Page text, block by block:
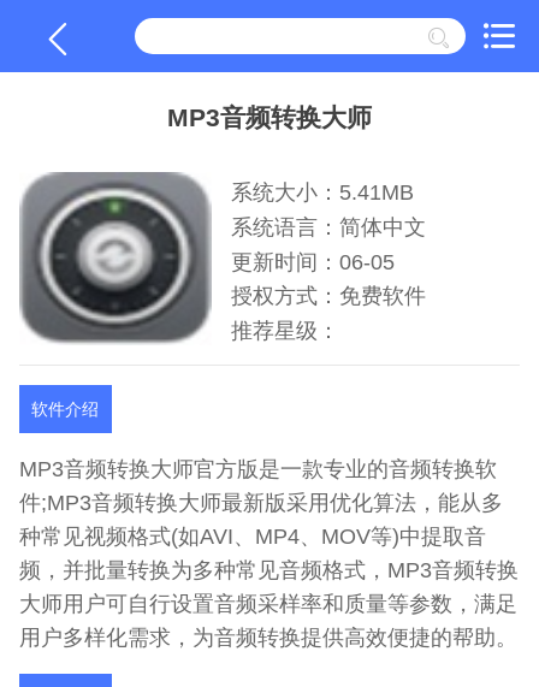
MP3音频转换大师
系统大小：5.41MB
系统语言：简体中文
更新时间：06-05
授权方式：免费软件
推荐星级：
软件介绍
MP3音频转换大师官方版是一款专业的音频转换软
件;MP3音频转换大师最新版采用优化算法，能从多
种常见视频格式(如AVI、MP4、MOV等)中提取音
频，并批量转换为多种常见音频格式，MP3音频转换
大师用户可自行设置音频采样率和质量等参数，满足
用户多样化需求，为音频转换提供高效便捷的帮助。